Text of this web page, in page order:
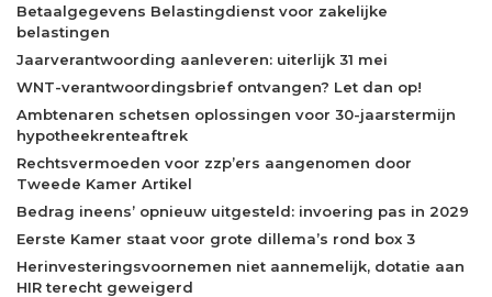
Betaalgegevens Belastingdienst voor zakelijke
belastingen
Jaarverantwoording aanleveren: uiterlijk 31 mei
WNT-verantwoordingsbrief ontvangen? Let dan op!
Ambtenaren schetsen oplossingen voor 30-jaarstermijn
hypotheekrenteaftrek
Rechtsvermoeden voor zzp’ers aangenomen door
Tweede Kamer Artikel
Bedrag ineens’ opnieuw uitgesteld: invoering pas in 2029
Eerste Kamer staat voor grote dillema’s rond box 3
Herinvesteringsvoornemen niet aannemelijk, dotatie aan
HIR terecht geweigerd